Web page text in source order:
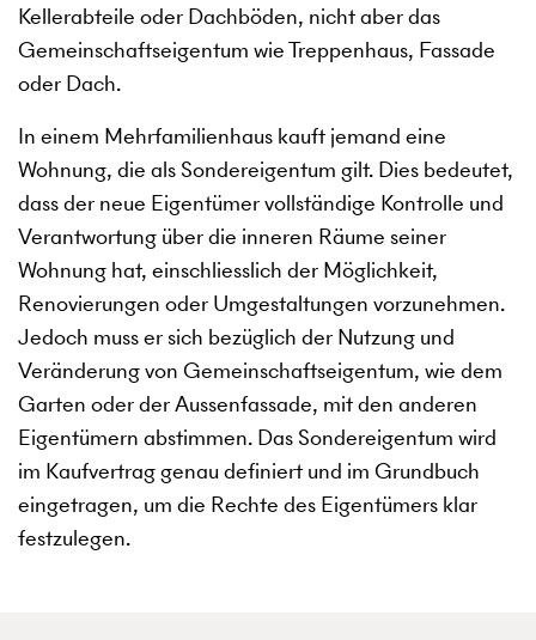
Kellerabteile oder Dachböden, nicht aber das
Gemeinschaftseigentum wie Treppenhaus, Fassade
oder Dach.
In einem Mehrfamilienhaus kauft jemand eine
Wohnung, die als Sondereigentum gilt. Dies bedeutet,
dass der neue Eigentümer vollständige Kontrolle und
Verantwortung über die inneren Räume seiner
Wohnung hat, einschliesslich der Möglichkeit,
Renovierungen oder Umgestaltungen vorzunehmen.
Jedoch muss er sich bezüglich der Nutzung und
Veränderung von Gemeinschaftseigentum, wie dem
Garten oder der Aussenfassade, mit den anderen
Eigentümern abstimmen. Das Sondereigentum wird
im Kaufvertrag genau definiert und im Grundbuch
eingetragen, um die Rechte des Eigentümers klar
festzulegen.